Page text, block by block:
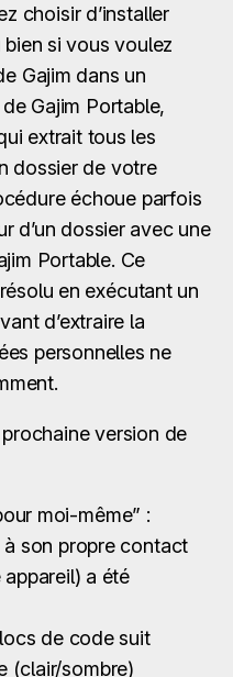
choisir d’installer
si vous voulez
Gajim dans un
Gajim Portable,
extrait tous les
dossier de votre
échoue parfois
d’un dossier avec une
Portable. Ce
en exécutant un
d’extraire la
personnelles ne
version de
moi-même” :
à son propre contact
a été
de code suit
(clair/sombre)